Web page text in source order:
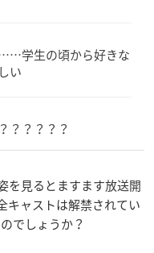
学生の頃から好きな
い
？？？？？
を見るとますます放送開
キャストは解禁されてい
でしょうか？